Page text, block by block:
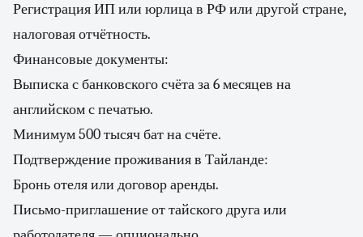
Регистрация ИП или юрлица в РФ или другой стране,
налоговая отчётность.
Финансовые документы:
Выписка с банковского счёта за 6 месяцев на
английском с печатью.
Минимум 500 тысяч бат на счёте.
Подтверждение проживания в Тайланде:
Бронь отеля или договор аренды.
Письмо-приглашение от тайского друга или